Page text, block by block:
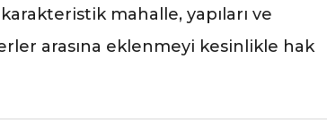
mahalle, yapıları ve
arasına eklenmeyi kesinlikle hak